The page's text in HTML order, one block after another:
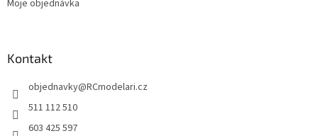
Moje objednávka
Kontakt
objednavky@RCmodelari.cz
511 112 510
603 425 597